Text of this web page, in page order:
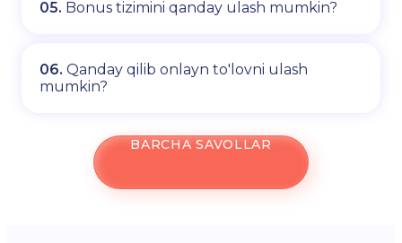
05. Bonus tizimini qanday ulash mumkin?
06. Qanday qilib onlayn to'lovni ulash
mumkin?
BARCHA SAVOLLAR